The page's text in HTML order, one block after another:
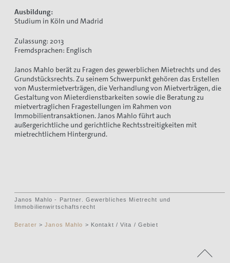
Ausbildung:
Studium in Köln und Madrid
Zulassung: 2013
Fremdsprachen: Englisch
Janos Mahlo berät zu Fragen des gewerblichen Mietrechts und des
Grundstücksrechts. Zu seinem Schwerpunkt gehören das Erstellen
von Mustermietverträgen, die Verhandlung von Mietverträgen, die
Gestaltung von Mieterdienstbarkeiten sowie die Beratung zu
mietvertraglichen Fragestellungen im Rahmen von
Immobilientransaktionen. Janos Mahlo führt auch
außergerichtliche und gerichtliche Rechtsstreitigkeiten mit
mietrechtlichem Hintergrund.
Janos Mahlo - Partner. Gewerbliches Mietrecht und
Immobilienwirtschaftsrecht
Berater >Janos Mahlo > Kontakt / Vita / Gebiet